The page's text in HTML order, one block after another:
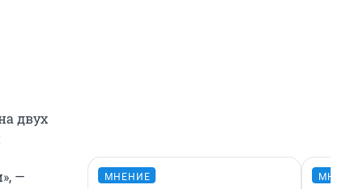
двух
—
МНЕНИЕ